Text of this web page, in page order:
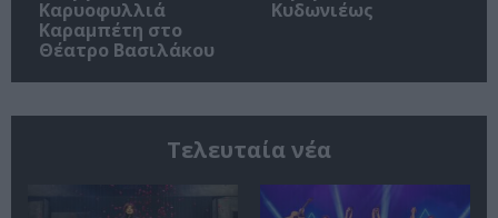
Καρυοφυλλιά
Καραμπέτη στο
Θέατρο Βασιλάκου
Κυδωνιέως
Τελευταία νέα